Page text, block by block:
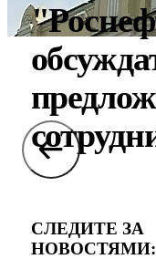
СЛЕДИТЕ ЗА
НОВОСТЯМИ: